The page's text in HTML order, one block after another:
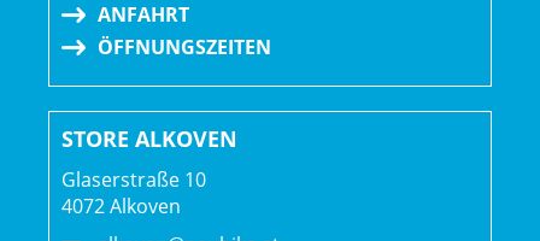
Vorderradbremse: SRAM S-900 Aero
Max. Bremsscheibendu
Gabel: Speed Concept, Carbon, Aero-Profil, Bremse und
Vorbau integriert
ANFAHRT
ÖFFNUNGSZEITEN
STORE ALKOVEN
Glaserstraße 10
4072 Alkoven